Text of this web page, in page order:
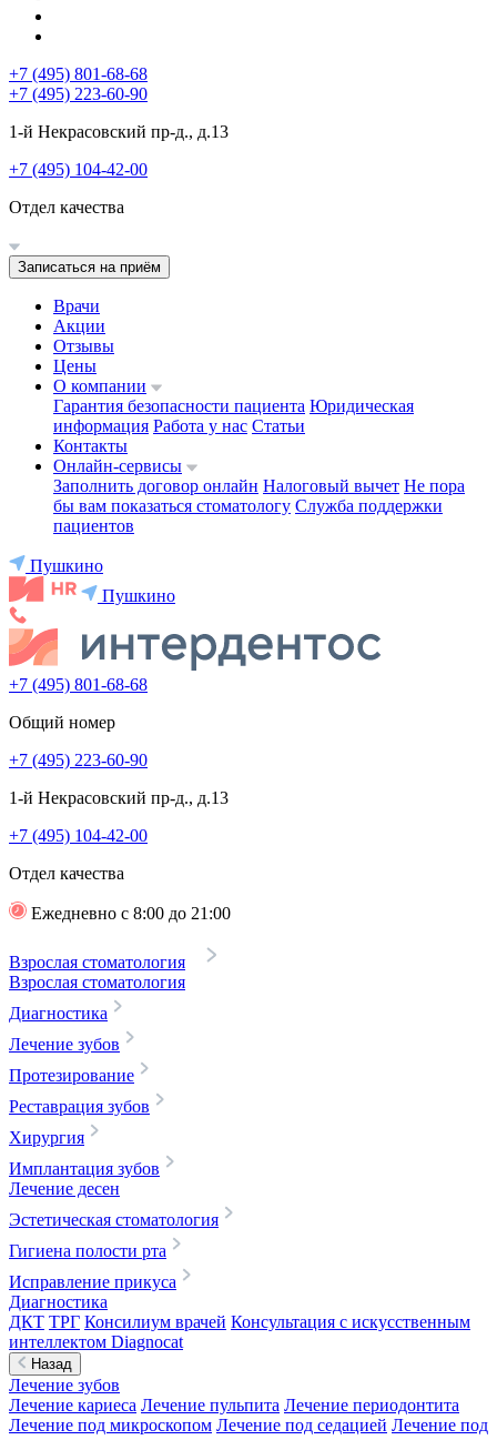
+7 (495) 801-68-68
+7 (495) 223-60-90
1-й Некрасовский пр-д., д.13
+7 (495) 104-42-00
Отдел качества
Записаться на приём
Врачи
Акции
Отзывы
Цены
О компании
Гарантия безопасности пациента Юридическая
информация Работа у нас Статьи
Контакты
Онлайн-сервисы
Заполнить договор онлайн Налоговый вычет Не пора
бы вам показаться стоматологу Служба поддержки
пациентов
Пушкино
Пушкино
+7 (495) 801-68-68
Общий номер
+7 (495) 223-60-90
1-й Некрасовский пр-д., д.13
+7 (495) 104-42-00
Отдел качества
Ежедневно с 8:00 до 21:00
Взрослая стоматология
Взрослая стоматология
Диагностика
Лечение зубов
Протезирование
Реставрация зубов
Хирургия
Имплантация зубов
Лечение десен
Эстетическая стоматология
Гигиена полости рта
Исправление прикуса
Диагностика
ДКТ ТРГ Консилиум врачей Консультация с искусственным
интеллектом Diagnocat
Назад
Лечение зубов
Лечение кариеса Лечение пульпита Лечение периодонтита
Лечение под микроскопом Лечение под седацией Лечение под